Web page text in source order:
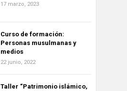
17 marzo, 2023
Curso de formación:
Personas musulmanas y
medios
22 junio, 2022
Taller “Patrimonio islámico,